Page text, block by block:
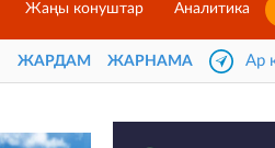
Жаңы конуштар Аналитика
ЖАРДАМ ЖАРНАМА Ар